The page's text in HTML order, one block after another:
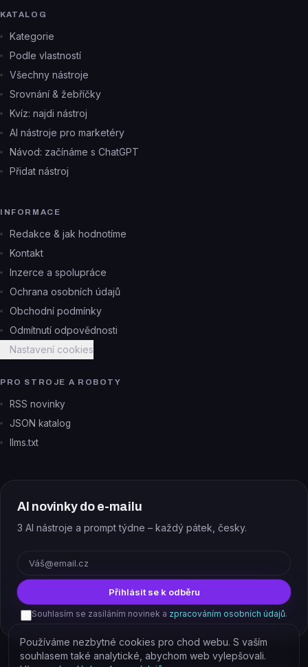
KATALOG
Kategorie
Podle vlastností
Všechny nástroje
Srovnání & žebříčky
Kvíz: najdi nástroj
AI nástroje pro marketéry
Návod: začínáme s ChatGPT
Přidat nástroj
INFORMACE
Redakce & jak hodnotíme
Kontakt
Inzerce a spolupráce
Ochrana osobních údajů
Obchodní podmínky
Odmítnutí odpovědnosti
Nastavení cookies
PRO STROJE A ROBOTY
RSS novinky
JSON katalog
llms.txt
AI novinky do e-mailu
3 AI nástroje a prompt týdne – každý pátek, česky.
Přihlásit se k odběru
Souhlasím se zasíláním novinek a zpracováním osobních údajů.
Používáme nezbytné cookies pro chod webu. S vaším
souhlasem také analytické, abychom web vylepšovali.